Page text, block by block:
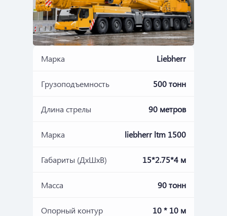
Марка Liebherr
Грузоподъемность 500 тонн
Длина стрелы 90 метров
Марка liebherr ltm 1500
Габариты (ДхШхВ) 15*2.75*4 м
Масса 90 тонн
Опорный контур 10 * 10 м